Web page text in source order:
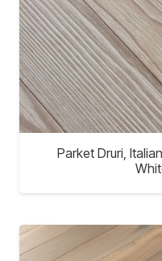
Parket Druri,